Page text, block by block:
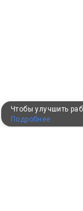
Чтобы улучшить
Подробнее